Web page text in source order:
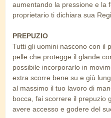
aumentando la pressione e la
proprietario ti dichiara sua
PREPUZIO
Tutti gli uomini nascono con il
pelle che protegge il glande
possibile incorporarlo in
extra scorre bene su e giù
al massimo il tuo lavoro di
bocca, fai scorrere il prepuzio
avere accesso e godere del